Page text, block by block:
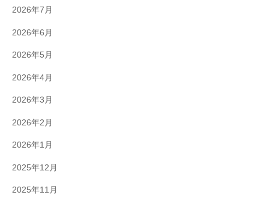
2026年7月
2026年6月
2026年5月
2026年4月
2026年3月
2026年2月
2026年1月
2025年12月
2025年11月